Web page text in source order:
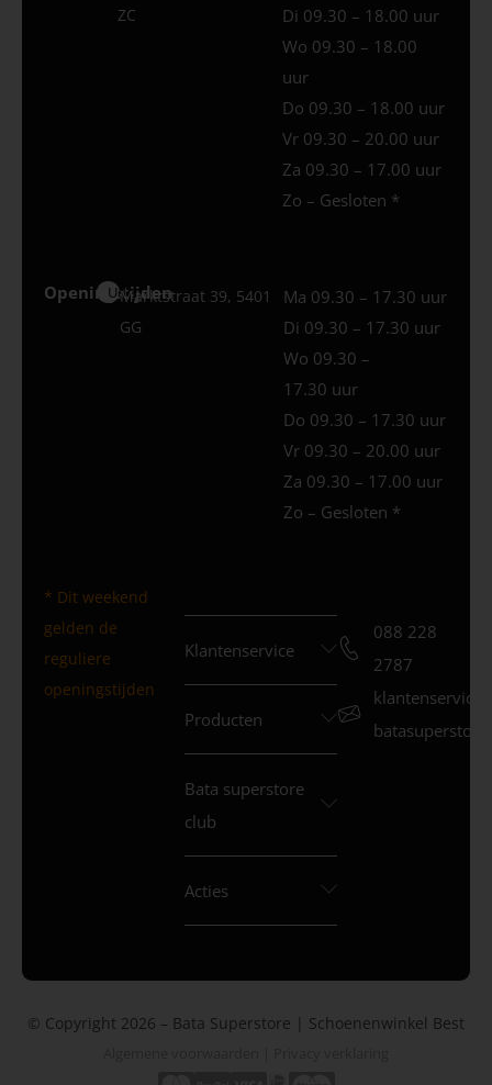
ZC
Di 09.30 – 18.00 uur
Wo 09.30 – 18.00
uur
Do 09.30 – 18.00 uur
Vr 09.30 – 20.00 uur
Za 09.30 – 17.00 uur
Zo – Gesloten *
Openingstijden
Uden
Marktstraat 39, 5401
GG
Ma 09.30 – 17.30 uur
Di 09.30 – 17.30 uur
Wo 09.30 –
17.30 uur
Do 09.30 – 17.30 uur
Vr 09.30 – 20.00 uur
Za 09.30 – 17.00 uur
Zo – Gesloten *
* Dit weekend
gelden de
reguliere
openingstijden
Klantenservice
Producten
Bata superstore
club
Acties
088 228
2787
© Copyright 2026 – Bata Superstore | Schoenenwinkel Best